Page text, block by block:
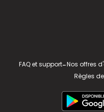
FAQ et support-Nos offres
Règles